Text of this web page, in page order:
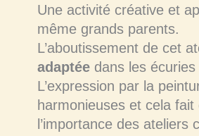
Une activité créative et
même grands parents.
L’aboutissement de cet
adaptéedans les écuries
L’expression par la
harmonieuses et cela
l’importance des ateliers